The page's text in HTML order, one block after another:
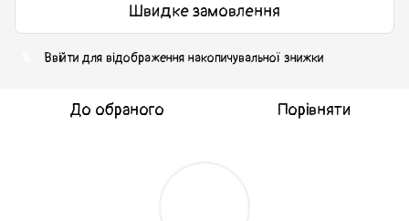
Швидке замовлення
Ввійти для відображення накопичувальної знижки
До обраного Порівняти